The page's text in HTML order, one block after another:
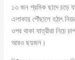
১৩ জন শ্রমিক ছাদে চড়ে
এলাকায় পৌঁছালে হঠাৎ
ওপর থাকা যাত্রীরা
আরও ছয়জন।